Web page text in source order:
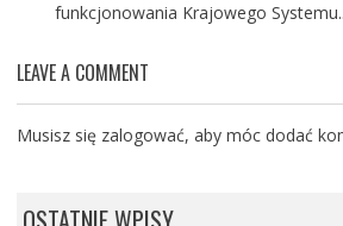
funkcjonowania Krajowego
LEAVE A COMMENT
Musisz się zalogować, aby móc dodać